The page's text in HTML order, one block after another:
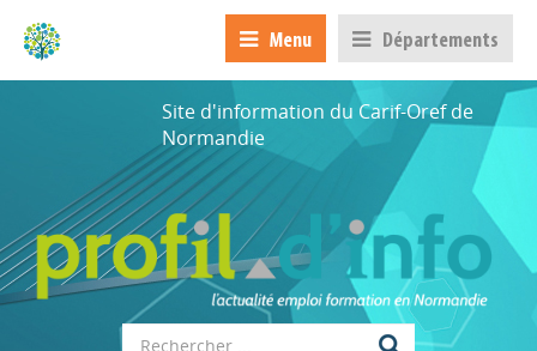
Menu Départements
Site d'information du Carif-Oref de
Normandie